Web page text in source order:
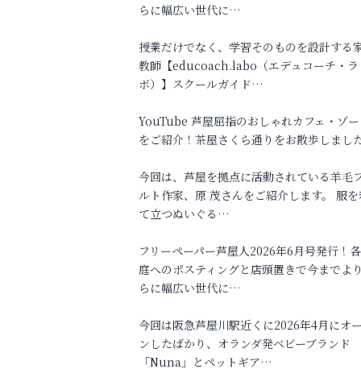
らに幅広い世代に…
授業だけでなく、学習そのものを設計する
教師【educoach.labo（エデュコーチ・ラ
ボ）】スクールガイド…
YouTube 芦屋屈指のおしゃれカフェ・ゾ
をご紹介！茶屋さくら通りをお散歩しまし
今回は、芦屋を拠点に活動されている羊毛
ルト作家、原 茂さんをご紹介します。 服を
て立つぬいぐる…
フリーペーパー芦屋人2026年6月号発行！
庭へのポスティングと店頭置きで今までよ
らに幅広い世代に…
今回は阪急芦屋川駅近くに2026年4月にオ
ンしたばかり、オランダ発ベビーブランド
「Nuna」とペットギア…